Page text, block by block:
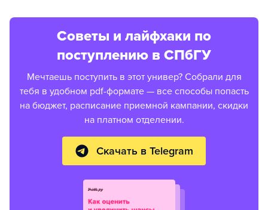
Советы и лайфхаки по
поступлению в СПбГУ
Мечтаешь поступить в этот универ? Собрали для
тебя в удобном pdf-формате — все способы попасть
на бюджет, расписание приемной кампании, скидки
на платном отделении.
Скачать в Telegram